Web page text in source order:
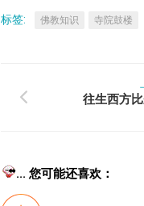
标签: 佛教知识 寺院鼓楼
往生西方
... 您可能还喜欢：